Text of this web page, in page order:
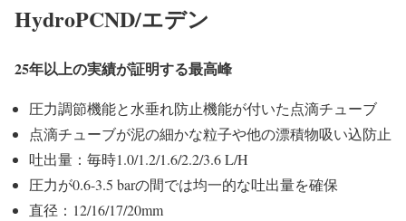
HydroPCND/エデン
25年以上の実績が証明する最高峰
圧力調節機能と水垂れ防止機能が付いた点滴チューブ
点滴チューブが泥の細かな粒子や他の漂積物吸い込防止
吐出量：毎時1.0/1.2/1.6/2.2/3.6 L/H
圧力が0.6-3.5 barの間では均一的な吐出量を確保
直径：12/16/17/20mm